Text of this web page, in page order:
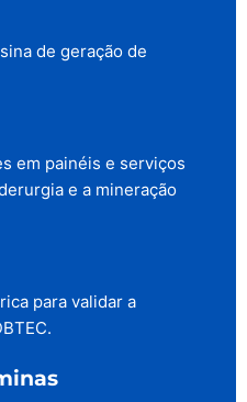
de geração de
em painéis e serviços
e a mineração
para validar a